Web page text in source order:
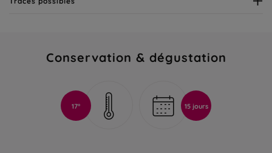
Conservation & dégustation
17° 15 jours